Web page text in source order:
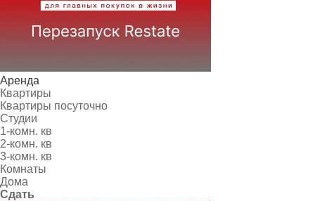
Аренда
Квартиры
Квартиры посуточно
Студии
1-комн. кв
2-комн. кв
3-комн. кв
Комнаты
Дома
Сдать